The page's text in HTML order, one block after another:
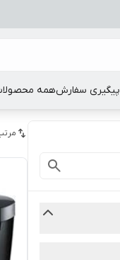
پیگیری سفارشهمه